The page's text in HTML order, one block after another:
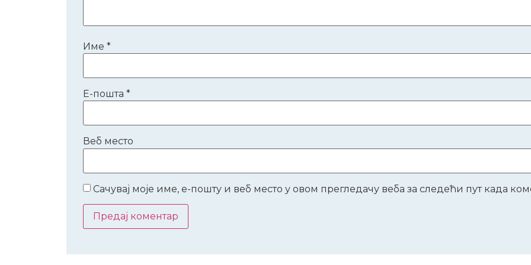
Име *
Е-пошта *
Веб место
Сачувај моје име, е-пошту и веб место у овом прегледачу веба за следећи пут када